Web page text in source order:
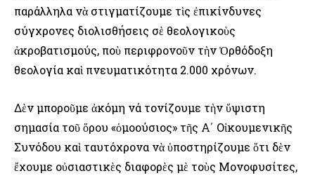
παράλληλα νὰ στιγματίζουμε τὶς ἐπικίνδυνες
σύγχρονες διολισθήσεις σὲ θεολογικοὺς
ἀκροβατισμούς, ποὺ περιφρονοῦν τὴν Ὀρθόδοξη
θεολογία καὶ πνευματικότητα 2.000 χρόνων.
Δὲν μποροῦμε ἀκόμη νά τονίζουμε τὴν ὕψιστη
σημασία τοῦ ὅρου «ὁμοούσιος» τῆς Α΄ Οἰ­κουμενικῆς
Συνόδου καὶ ταυτόχρονα νὰ ὑποστηρίζουμε ὅτι δὲν
ἔχουμε οὐσιαστικὲς διαφο­ρὲς μὲ τοὺς Μονοφυσίτες,